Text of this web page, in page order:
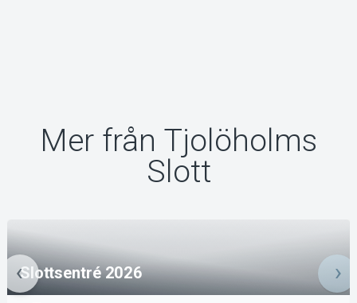
Mer från Tjolöholms
Slott
Slottsentré 2026